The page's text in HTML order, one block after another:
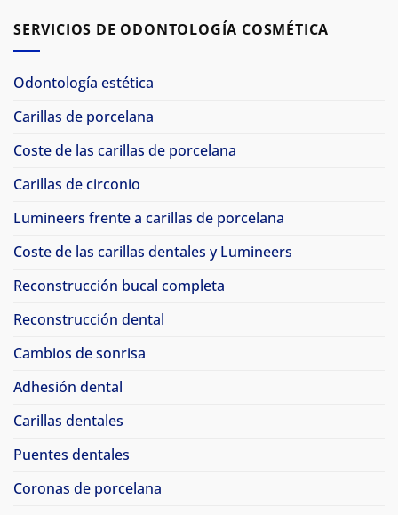
SERVICIOS DE ODONTOLOGÍA COSMÉTICA
Odontología estética
Carillas de porcelana
Coste de las carillas de porcelana
Carillas de circonio
Lumineers frente a carillas de porcelana
Coste de las carillas dentales y Lumineers
Reconstrucción bucal completa
Reconstrucción dental
Cambios de sonrisa
Adhesión dental
Carillas dentales
Puentes dentales
Coronas de porcelana